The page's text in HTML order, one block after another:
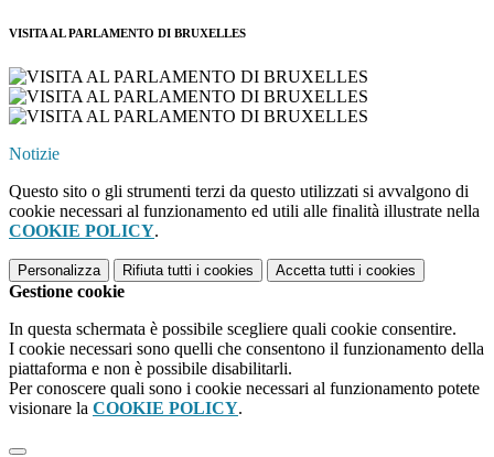
VISITA AL PARLAMENTO DI BRUXELLES
Notizie
Questo sito o gli strumenti terzi da questo utilizzati si avvalgono di
cookie necessari al funzionamento ed utili alle finalità illustrate nella
COOKIE POLICY.
Personalizza Rifiuta tutti i cookies Accetta tutti i cookies
Gestione cookie
In questa schermata è possibile scegliere quali cookie consentire.
I cookie necessari sono quelli che consentono il funzionamento della
piattaforma e non è possibile disabilitarli.
Per conoscere quali sono i cookie necessari al funzionamento potete
visionare la COOKIE POLICY.